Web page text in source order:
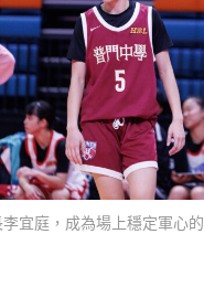
宜庭，成為場上穩定軍心